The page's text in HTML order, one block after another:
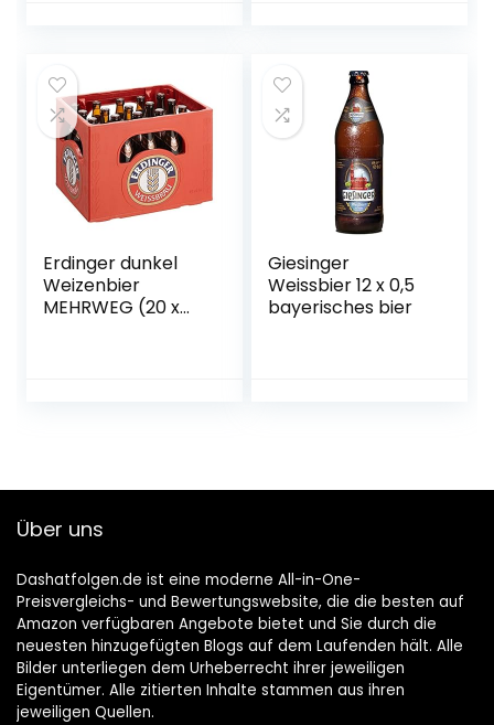
Erdinger dunkel
Weizenbier
MEHRWEG (20 x
Giesinger
Weissbier 12 x 0,5
bayerisches bier
Über uns
Dashatfolgen.de ist eine moderne All-in-One-
Preisvergleichs- und Bewertungswebsite, die die besten auf
Amazon verfügbaren Angebote bietet und Sie durch die
neuesten hinzugefügten Blogs auf dem Laufenden hält. Alle
Bilder unterliegen dem Urheberrecht ihrer jeweiligen
Eigentümer. Alle zitierten Inhalte stammen aus ihren
jeweiligen Quellen.